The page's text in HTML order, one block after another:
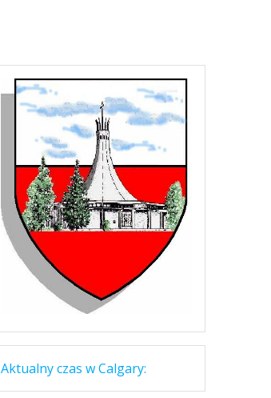
Aktualny czas w Calgary: